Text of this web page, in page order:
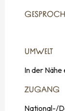
UMWELT
UMWELT
In der Nähe
ZUGANG
ZUGANG
National-/